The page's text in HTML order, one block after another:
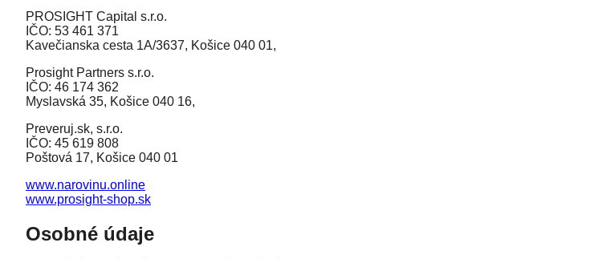
PROSIGHT Capital s.r.o.
IČO: 53 461 371
Kavečianska cesta 1A/3637, Košice 040 01,
Prosight Partners s.r.o.
IČO: 46 174 362
Myslavská 35, Košice 040 16,
Preveruj.sk, s.r.o.
IČO: 45 619 808
Poštová 17, Košice 040 01
www.narovinu.online
www.prosight-shop.sk
Osobné údaje